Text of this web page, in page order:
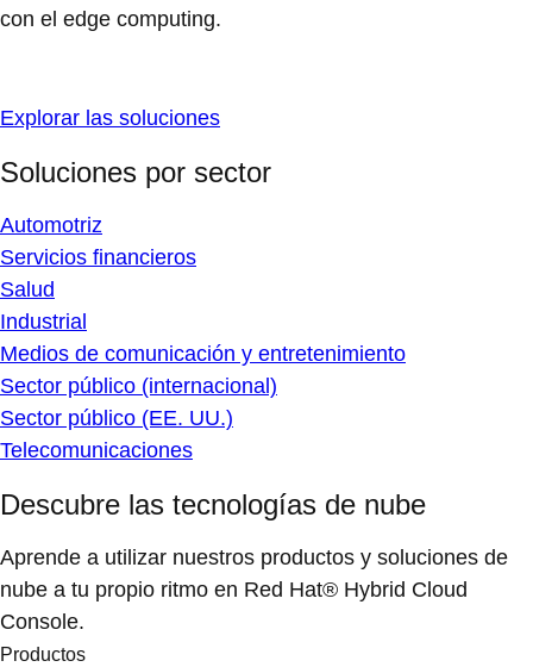
con el edge computing.
Explorar las soluciones
Soluciones por sector
Automotriz
Servicios financieros
Salud
Industrial
Medios de comunicación y entretenimiento
Sector público (internacional)
Sector público (EE. UU.)
Telecomunicaciones
Descubre las tecnologías de nube
Aprende a utilizar nuestros productos y soluciones de
nube a tu propio ritmo en Red Hat® Hybrid Cloud
Console.
Productos